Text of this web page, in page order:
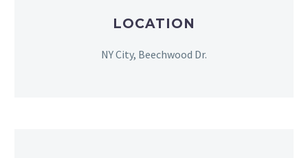
LOCATION
NY City, Beechwood Dr.